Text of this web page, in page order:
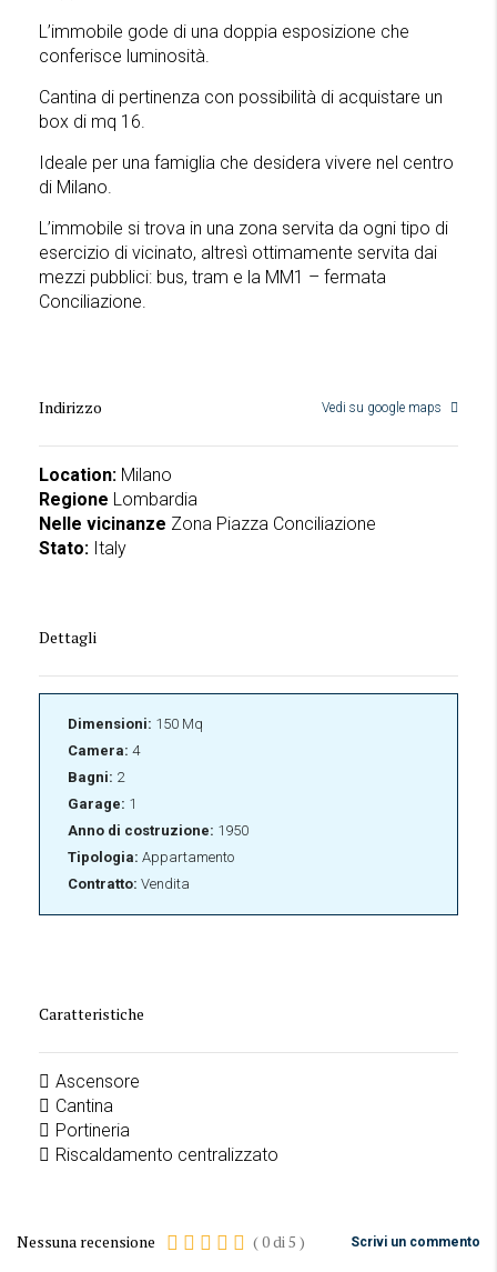
L’immobile gode di una doppia esposizione che
conferisce luminosità.
Cantina di pertinenza con possibilità di acquistare un
box di mq 16.
Ideale per una famiglia che desidera vivere nel centro
di Milano.
L’immobile si trova in una zona servita da ogni tipo di
esercizio di vicinato, altresì ottimamente servita dai
mezzi pubblici: bus, tram e la MM1 – fermata
Conciliazione.
Indirizzo Vedi su google maps
Location: Milano
Regione Lombardia
Nelle vicinanze Zona Piazza Conciliazione
Stato: Italy
Dettagli
Dimensioni: 150 Mq
Camera: 4
Bagni: 2
Garage: 1
Anno di costruzione: 1950
Tipologia: Appartamento
Contratto: Vendita
Caratteristiche
Ascensore
Cantina
Portineria
Riscaldamento centralizzato
Nessuna recensione (0di5 ) Scrivi un commento